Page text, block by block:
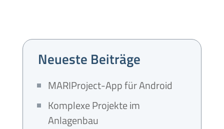
Neueste Beiträge
MARIProject-App für Android
Komplexe Projekte im
Anlagenbau